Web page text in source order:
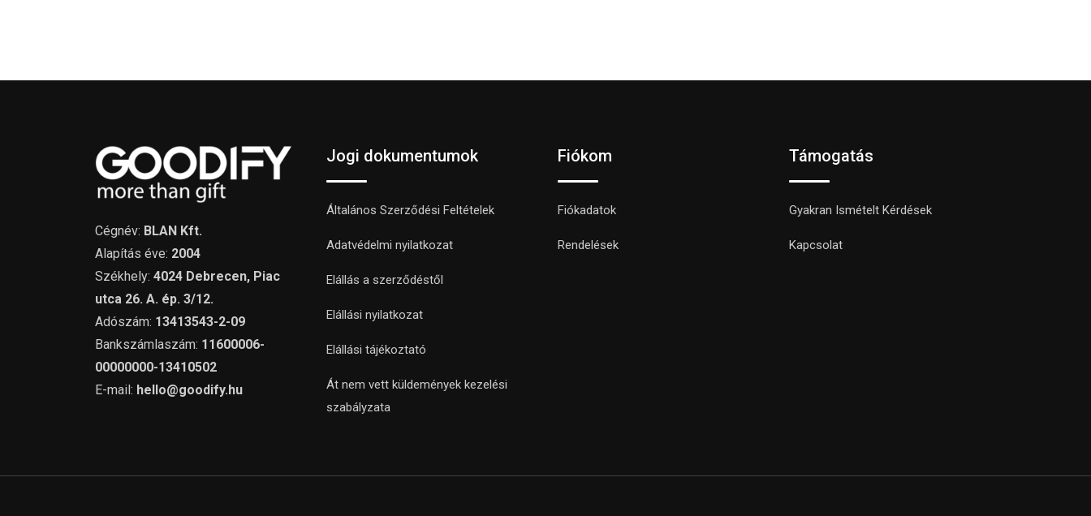
Cégnév: BLAN Kft.
Alapítás éve: 2004
Székhely: 4024 Debrecen, Piac
utca 26. A. ép. 3/12.
Adószám: 13413543-2-09
Bankszámlaszám: 11600006-
00000000-13410502
E-mail: hello@goodify.hu
Jogi dokumentumok
Általános Szerződési Feltételek
Adatvédelmi nyilatkozat
Elállás a szerződéstől
Elállási nyilatkozat
Elállási tájékoztató
Át nem vett küldemények kezelési
szabályzata
Fiókom
Fiókadatok
Rendelések
Támogatás
Gyakran Ismételt Kérdések
Kapcsolat